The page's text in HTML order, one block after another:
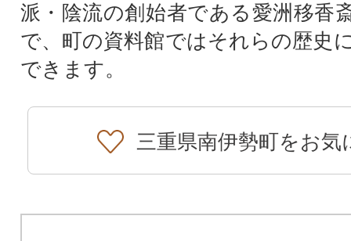
派・陰流の創始者である愛洲移香
で、町の資料館ではそれらの歴史
できます。
三重県南伊勢町をお気